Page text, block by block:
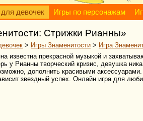
девочек Игры по персонажам
Стрижки Рианны»
> Игры Знаменитости > Игра
известна прекрасной музыкой и
у Рианны творческий кризис, девушка
дополнить красивыми
звездный успех. Онлайн игра для